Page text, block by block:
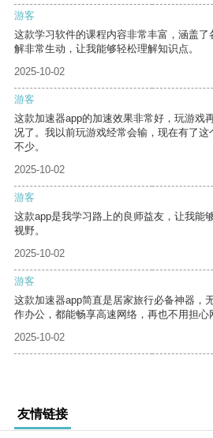
游客
这款学习软件的课程内容非常丰富，涵盖
解非常生动，让我能够轻松理解知识点。
2025-10-02
游客
这款加速器app的加速效果非常好，玩游戏
况了。我以前玩游戏经常会输，现在有了这
不少。
2025-10-02
游客
这款app是我学习路上的良师益友，让我能
视野。
2025-10-02
游客
这款加速器app简直是居家旅行必备神器，
作办公，都能畅享高速网络，再也不用担心
2025-10-02
友情链接